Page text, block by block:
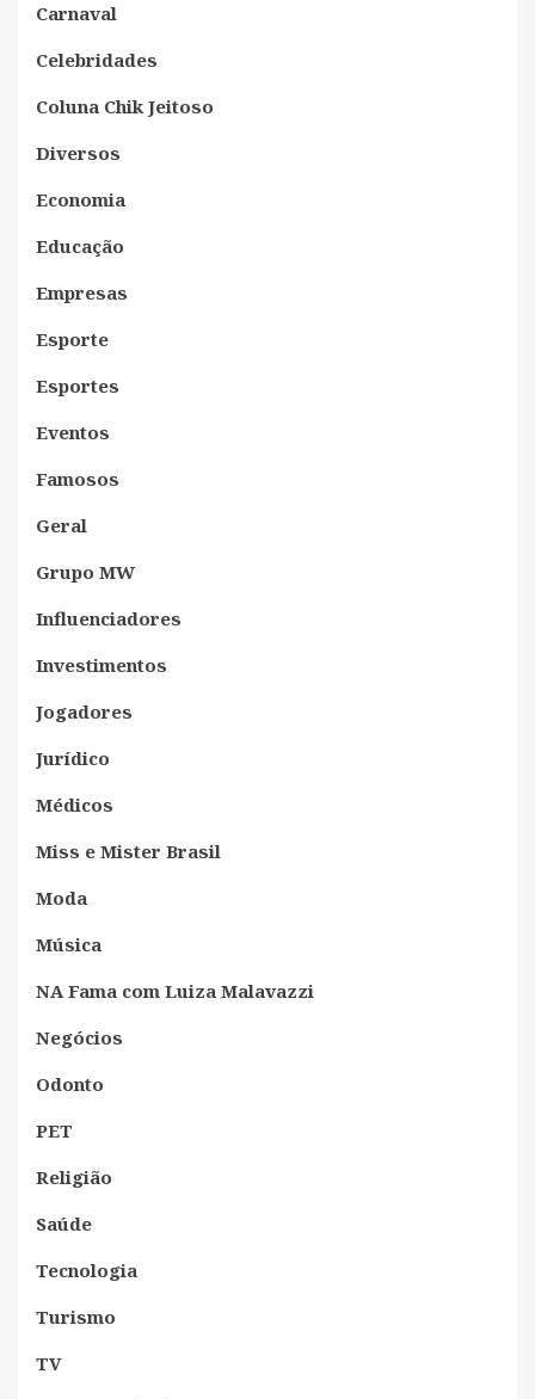
Carnaval
Celebridades
Coluna Chik Jeitoso
Diversos
Economia
Educação
Empresas
Esporte
Esportes
Eventos
Famosos
Geral
Grupo MW
Influenciadores
Investimentos
Jogadores
Jurídico
Médicos
Miss e Mister Brasil
Moda
Música
NA Fama com Luiza Malavazzi
Negócios
Odonto
PET
Religião
Saúde
Tecnologia
Turismo
TV